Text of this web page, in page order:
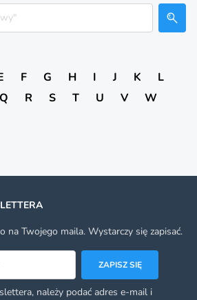
F G H I J K
L
Q R S T U V
W
na Twojego maila. Wystarczy się zapisać.
ZAPISZ SIĘ
należy podać adres e-mail i